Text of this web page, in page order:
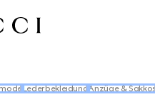
Lederbekleidung Anzüge & Sakkos